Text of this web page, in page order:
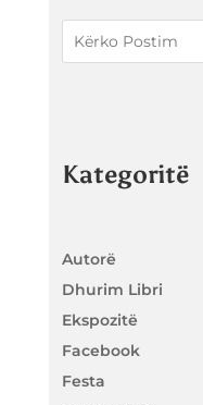
Kategoritë
Autorë
Dhurim Libri
Ekspozitë
Facebook
Festa